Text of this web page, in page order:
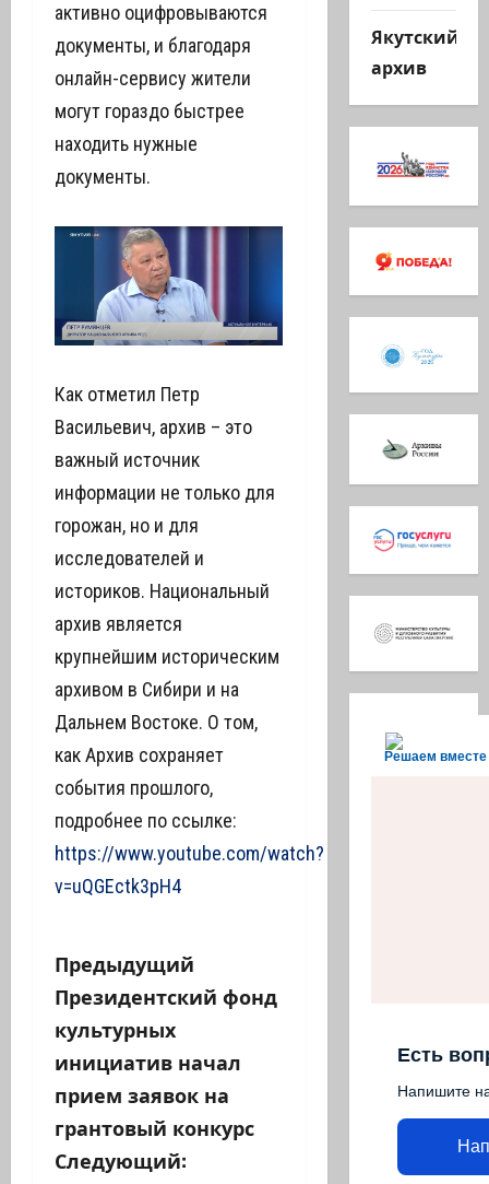
активно оцифровываются
документы, и благодаря
онлайн-сервису жители
могут гораздо быстрее
находить нужные
документы.
Как отметил Петр
Васильевич, архив – это
важный источник
информации не только для
горожан, но и для
исследователей и
историков. Национальный
архив является
крупнейшим историческим
архивом в Сибири и на
Дальнем Востоке. О том,
как Архив сохраняет
события прошлого,
подробнее по ссылке:
https://www.youtube.com/watch?
v=uQGEctk3pH4
Н
а
в
и
г
Предыдущий
Президентский фонд
культурных
инициатив начал
прием заявок на
грантовый конкурс
Следующий:
Якутский
архив
Решаем вместе
Есть
Напишите